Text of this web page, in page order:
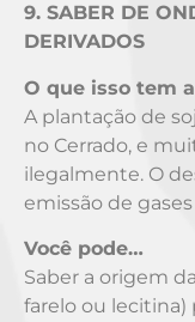
9. SABER DE
DERIVADOS
O que isso tem
A plantação de
no Cerrado, e
ilegalmente. O
emissão de
Você pode…
Saber a origem
farelo ou lecitina)